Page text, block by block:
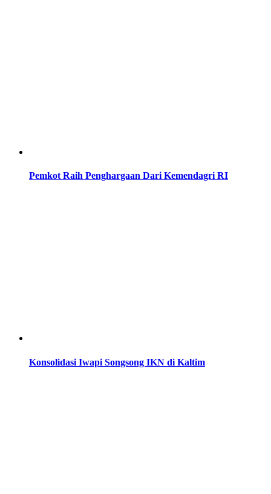
Pemkot Raih Penghargaan Dari Kemendagri RI
Konsolidasi Iwapi Songsong IKN di Kaltim